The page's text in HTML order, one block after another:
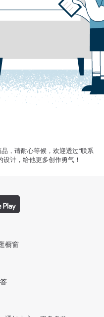
，请耐心等候，欢迎透过“联系
计，给他更多创作勇气！
橱窗